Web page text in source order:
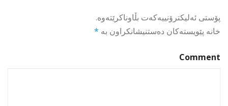
پۆستی ئەلیکترۆنییەکەت بڵاوناکرێتەوە.
خانە پێویستەکان دەستنیشانکراون بە *
Comment